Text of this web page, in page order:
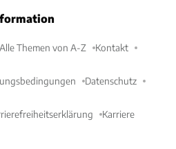
Alle Themen von A-Z Kontakt
Datenschutz
Karriere